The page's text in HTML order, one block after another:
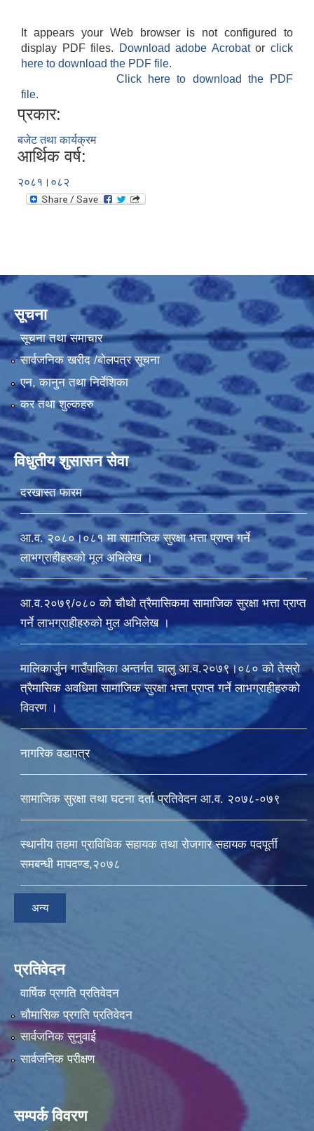
It appears your Web browser is not configured to
display PDF files.
Download adobe Acrobatorclick
here to download the PDF file.
Click here to download the PDF
file.
प्रकार:
बजेट तथा कार्यक्रम
आर्थिक वर्ष:
२०८१।०८२
सूचना
सूचना तथा समाचार
सार्वजनिक खरीद /बोलपत्र सूचना
एन, कानुन तथा निर्देशिका
कर तथा शुल्कहरु
विधुतीय शुसासन सेवा
दरखास्त फारम
आ.व. २०८०।०८१ मा सामाजिक सुरक्षा भत्ता प्राप्त गर्ने
लाभग्राहीहरुको मूल अभिलेख ।
आ.व.२०७९/०८० को चौथो त्रैमासिकमा सामाजिक सुरक्षा भत्ता प्राप्त
गर्ने लाभग्राहीहरुको मुल अभिलेख ।
मालिकार्जुन गाउँपालिका अन्तर्गत चालु आ‍.व.२०७९।०८० को तेस्रो
त्रैमासिक अवधिमा सामाजिक सुरक्षा भत्ता प्राप्त गर्ने लाभग्राहीहरुको
विवरण ।
नागरिक वडापत्र
सामाजिक सुरक्षा तथा घटना दर्ता प्रतिवेदन आ.व. २०७८-०७९
स्थानीय तहमा प्राविधिक सहायक तथा रोजगार सहायक पदपूर्ती
समबन्धी मापदण्ड,२०७८
अन्य
प्रतिवेदन
वार्षिक प्रगति प्रतिवेदन
चौमासिक प्रगति प्रतिवेदन
सार्वजनिक सुनुवाई
सार्वजनिक परीक्षण
सम्पर्क विवरण